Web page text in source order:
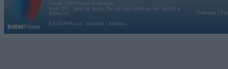
Vortāls BMWPower.lv darbojas
kopš 2002. gada 14. maija. Tas nav auto klubs un nav saistīts ar
BMW AG.
Par BMWPower
Kontakti Reklāma
Galvena